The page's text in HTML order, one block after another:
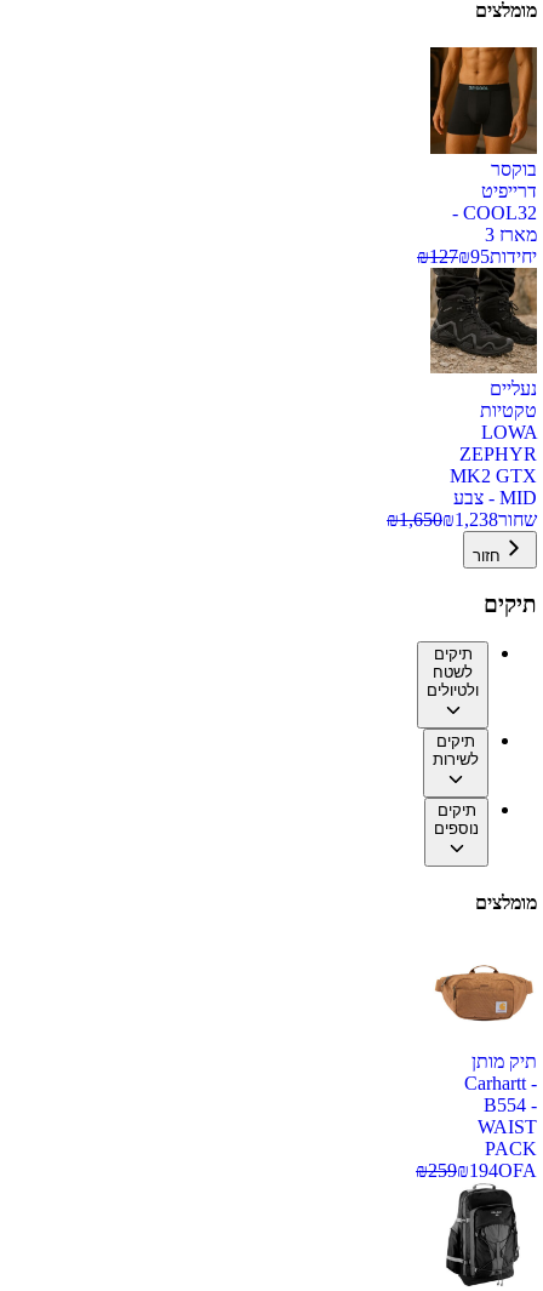
מומלצים
בוקסר
דרייפיט
COOL32 -
מארז 3
יחידות
₪95
₪127
נעליים
טקטיות
LOWA
ZEPHYR
MK2 GTX
MID - צבע
שחור
₪1,238
₪1,650
חזור
תיקים
תיקים
לשטח
ולטיולים
תיקים
לשירות
תיקים
נוספים
מומלצים
תיק מותן
Carhartt -
B554 -
WAIST
PACK
OFA
₪194
₪259